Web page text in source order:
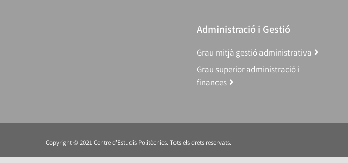
Administració i Gestió
Grau mitjà gestió administrativa
Grau superior administració i
finances
Copyright © 2021 Centre d’Estudis Politècnics. Tots els drets reservats.